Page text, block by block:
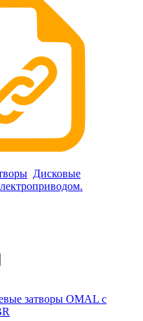
Дисковые
затворы OMAL c